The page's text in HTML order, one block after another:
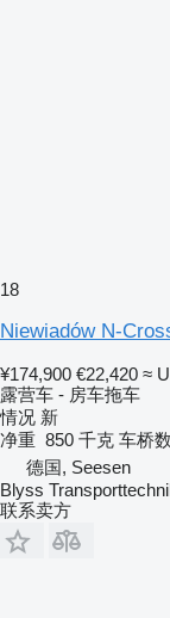
18
Niewiadów N-
¥174,900 €22,420 ≈
露营车 - 房车拖车
情况 新
净重 850 千克 车桥数
德国, Seesen
Blyss
联系卖方